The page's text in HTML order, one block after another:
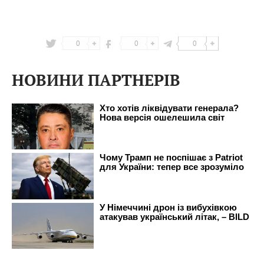
0 0 0
НОВИНИ ПАРТНЕРІВ